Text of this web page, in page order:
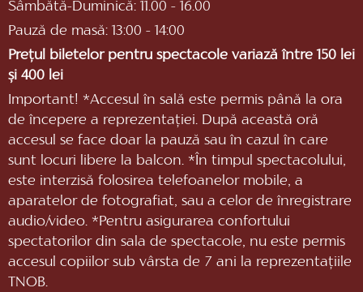
Sâmbătă-Duminică: 11.00 - 16.00
Pauză de masă: 13:00 - 14:00
Prețul biletelor pentru spectacole variază între 150 lei
și 400 lei
Important! *Accesul în sală este permis până la ora
de începere a reprezentaţiei. După această oră
accesul se face doar la pauză sau în cazul în care
sunt locuri libere la balcon. *În timpul spectacolului,
este interzisă folosirea telefoanelor mobile, a
aparatelor de fotografiat, sau a celor de înregistrare
audio/video. *Pentru asigurarea confortului
spectatorilor din sala de spectacole, nu este permis
accesul copiilor sub vârsta de 7 ani la reprezentaţiile
TNOB.